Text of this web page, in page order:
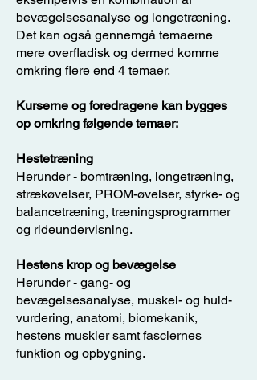
bevægelsesanalyse og longetræning.
Det kan også gennemgå temaerne
mere overfladisk og dermed komme
omkring flere end 4 temaer.
Kurserne og foredragene kan bygges
op omkring følgende temaer:
Hestetræning
Herunder - bomtræning, longetræning,
strækøvelser, PROM-øvelser, styrke- og
balancetræning, træningsprogrammer
og rideundervisning.
Hestens krop og bevægelse
Herunder - gang- og
bevægelsesanalyse, muskel- og huld-
vurdering, anatomi, biomekanik,
hestens muskler samt fasciernes
funktion og opbygning.